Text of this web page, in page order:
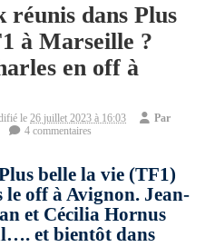
réunis dans Plus
à Marseille ?
en off à
le26 juillet 2023 à 16:03
Par
4 commentaires
belle la vie (TF1)
off à Avignon. Jean-
et Cécilia Hornus
et bientôt dans